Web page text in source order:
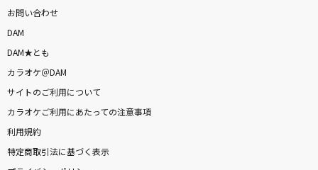
お問い合わせ
DAM
DAM★とも
カラオケ＠DAM
サイトのご利用について
カラオケご利用にあたっての注意事項
利用規約
特定商取引法に基づく表示